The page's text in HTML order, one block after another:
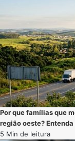
Por que famílias que
região oeste?
5 Min de leitura